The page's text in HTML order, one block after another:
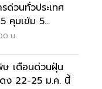
วนทั่วประเทศ
คุมเข้ม 5
น.
เตือนด่วนฝุ่น
ง 22-25 ม.ค. นี้